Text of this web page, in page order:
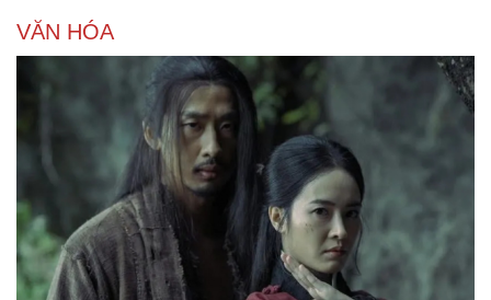
VĂN HÓA